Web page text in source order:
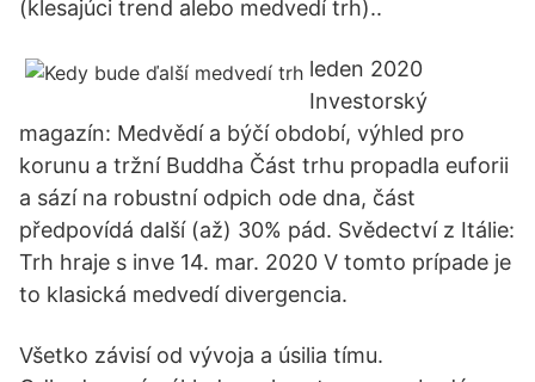
(klesajúci trend alebo medvedí trh)..
leden 2020
Investorský
magazín: Medvědí a býčí období, výhled pro
korunu a tržní Buddha Část trhu propadla euforii
a sází na robustní odpich ode dna, část
předpovídá další (až) 30% pád. Svědectví z Itálie:
Trh hraje s inve 14. mar. 2020 V tomto prípade je
to klasická medvedí divergencia.
Všetko závisí od vývoja a úsilia tímu.